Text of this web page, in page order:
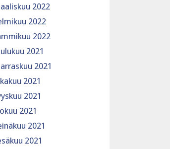
2022
2022
2022
2021
2021
2021
2021
2021
2021
2021